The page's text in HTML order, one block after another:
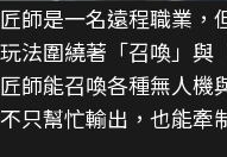
匠師是一名遠程職業，
玩法圍繞著「召喚」與
匠師能召喚各種無人機
不只幫忙輸出，也能牽